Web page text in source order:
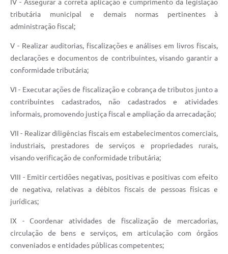
IV - Assegurar a correta aplicação e cumprimento da legislação
tributária municipal e demais normas pertinentes à
administração fiscal;
V - Realizar auditorias, fiscalizações e análises em livros fiscais,
declarações e documentos de contribuintes, visando garantir a
conformidade tributária;
VI - Executar ações de fiscalização e cobrança de tributos junto a
contribuintes cadastrados, não cadastrados e atividades
informais, promovendo justiça fiscal e ampliação da arrecadação;
VII - Realizar diligências fiscais em estabelecimentos comerciais,
industriais, prestadores de serviços e propriedades rurais,
visando verificação de conformidade tributária;
VIII - Emitir certidões negativas, positivas e positivas com efeito
de negativa, relativas a débitos fiscais de pessoas físicas e
jurídicas;
IX - Coordenar atividades de fiscalização de mercadorias,
circulação de bens e serviços, em articulação com órgãos
conveniados e entidades públicas competentes;